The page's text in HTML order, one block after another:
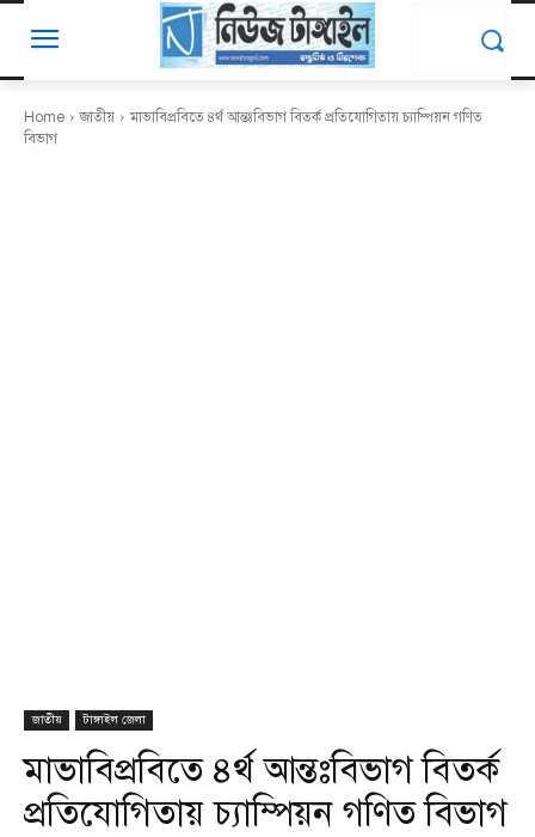
Home জাতীয়
মাভাবিপ্রবিতে ৪র্থ আন্তঃবিভাগ বিতর্ক প্রতিযোগিতায় চ্যাম্পিয়ন গণিত
বিভাগ
জাতীয় টাঙ্গাইল জেলা
মাভাবিপ্রবিতে ৪র্থ আন্তঃবিভাগ বিতর্ক
প্রতিযোগিতায় চ্যাম্পিয়ন গণিত বিভাগ